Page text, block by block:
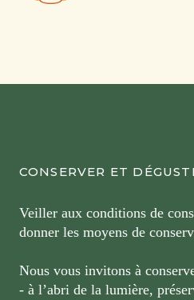
CONSERVER ET
Veiller aux conditions de
donner les moyens de
Nous vous invitons à
- à l’abri de la lumière,